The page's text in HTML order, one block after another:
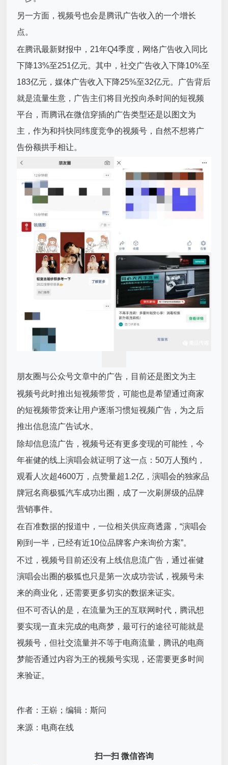
另一方面，视频号也会是腾讯广告收入的一个增长
点。
在腾讯最新财报中，21年Q4季度，网络广告收入同比
下降13%至251亿元。其中，社交广告收入下降10%至
183亿元，媒体广告收入下降25%至32亿元。广告背后
就是流量生意，广告主们将目光投向杀时间的短视频
平台，而腾讯在微信穿插的广告类型还是以图文为
主，作为和抖快同纬度竞争的视频号，自然不想将广
告份额拱手相让。
朋友圈与公众号文章中的广告，目前还是图文为主
视频号此时推出短视频带货，可能也是希望通过商家
的短视频带货来让用户逐渐习惯短视频广告，为之后
推出信息流广告试水。
除却信息流广告，视频号还有更多变现的可能性，今
年崔健的线上演唱会就证明了这一点：50万人预约，
观看人次超4600万，点赞量超1.2亿，演唱会的独家品
牌冠名商极狐汽车成功出圈，成了一次刷屏级的品牌
营销事件。
在百准数据的报道中，一位相关供应商透露，“演唱会
刚到一半，已经有近10位品牌客户来询价方案”。
不过，视频号目前还没有上线信息流广告，通过崔健
演唱会出圈的极狐也只是第一次成功尝试，视频号未
来的商业化，还需要更多切实的数据来证实。
但不可否认的是，在流量为王的互联网时代，腾讯想
要实现一直未完成的电商梦，最可行的途径可能就是
视频号，但社交流量并不等于电商流量，腾讯的电商
梦能否通过内容为王的视频号实现，还需要更多时间
来验证。
作者：王崭；编辑：斯问
来源：电商在线
扫一扫 微信咨询